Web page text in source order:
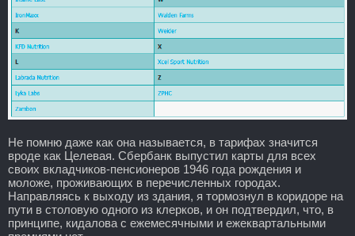
Не помню даже как она называется, в тарифах значится
вроде как Целевая. Сбербанк выпустил карты для всех
своих вкладчиков-пенсионеров 1946 года рождения и
моложе, проживающих в перечисленных городах.
Направляясь к выходу из здания, я тормознул в коридоре на
пути в столовую одного из клерков, и он подтвердил, что, в
принципе, кидалова с ежемесячными и ежеквартальными